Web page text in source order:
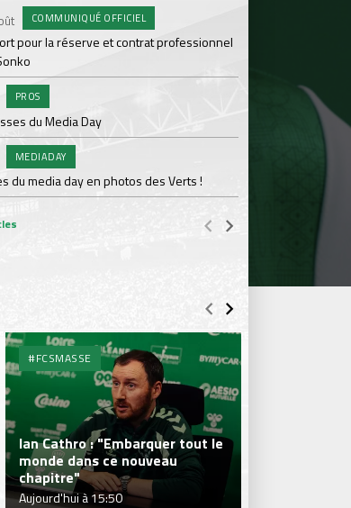
COMMUNIQUÉ OFFICIEL
pour la réserve et contrat professionnel
PROS
du Media Day
MEDIADAY
du media day en photos des Verts !
Samedi 01 Août
ASSE - Venise en
#FCSMASSE
Ian Cathro : "Embarquer tout le
monde dans ce nouveau
chapitre"
Aujourd'hui à 15:50